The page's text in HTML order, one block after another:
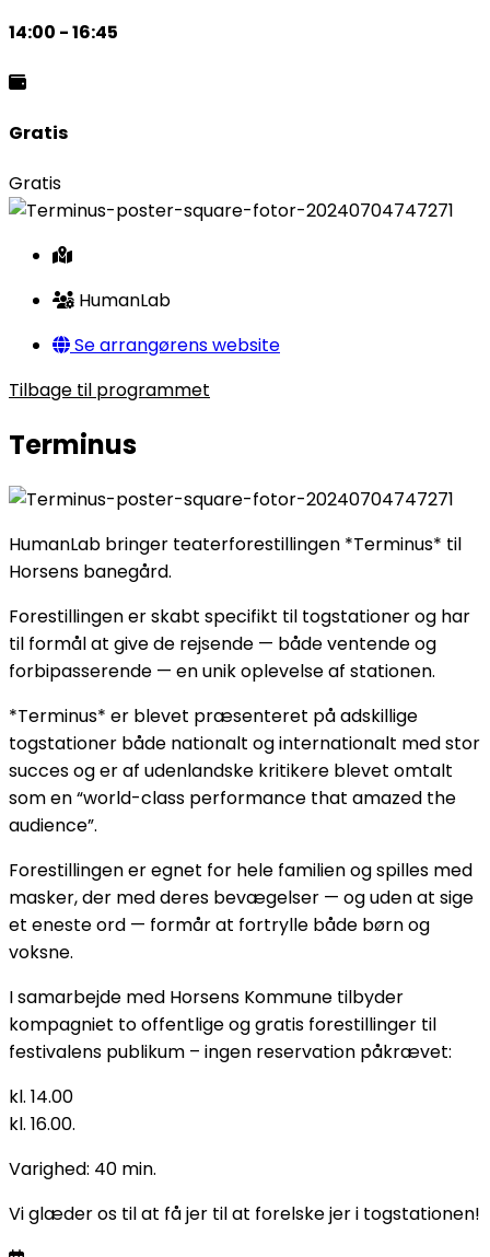
14:00 - 16:45
Gratis
Gratis
HumanLab
Se arrangørens website
Tilbage til programmet
Terminus
HumanLab bringer teaterforestillingen *Terminus* til
Horsens banegård.
Forestillingen er skabt specifikt til togstationer og har
til formål at give de rejsende — både ventende og
forbipasserende — en unik oplevelse af stationen.
*Terminus* er blevet præsenteret på adskillige
togstationer både nationalt og internationalt med stor
succes og er af udenlandske kritikere blevet omtalt
som en “world-class performance that amazed the
audience”.
Forestillingen er egnet for hele familien og spilles med
masker, der med deres bevægelser — og uden at sige
et eneste ord — formår at fortrylle både børn og
voksne.
I samarbejde med Horsens Kommune tilbyder
kompagniet to offentlige og gratis forestillinger til
festivalens publikum – ingen reservation påkrævet:
kl. 14.00
kl. 16.00.
Varighed: 40 min.
Vi glæder os til at få jer til at forelske jer i togstationen!